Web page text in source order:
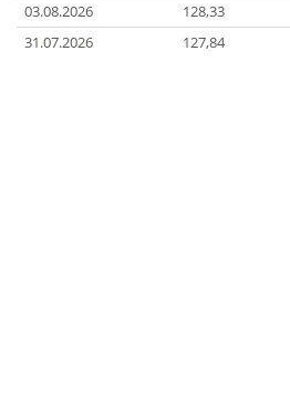
03.08.2026
128,33
31.07.2026
127,84